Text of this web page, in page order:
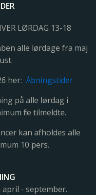
LØRDAG 13-18
alle lørdage fra maj
her: Åbningstider
på alle lørdag i
fire tilmeldte.
kan afholdes alle
10 pers.
- september.